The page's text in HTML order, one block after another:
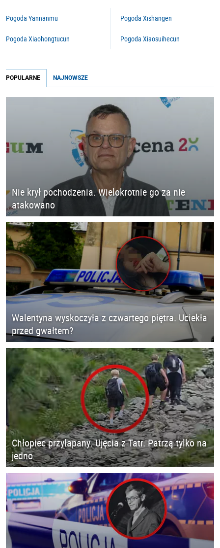
Pogoda Yannanmu
Pogoda Xiaohongtucun
Pogoda Xishangen
Pogoda Xiaosuihecun
POPULARNE NAJNOWSZE
Nie krył pochodzenia. Wielokrotnie go za nie
atakowano
Walentyna wyskoczyła z czwartego piętra. Uciekła
przed gwałtem?
Chłopiec przyłapany. Ujęcia z Tatr. Patrzą tylko na
jedno